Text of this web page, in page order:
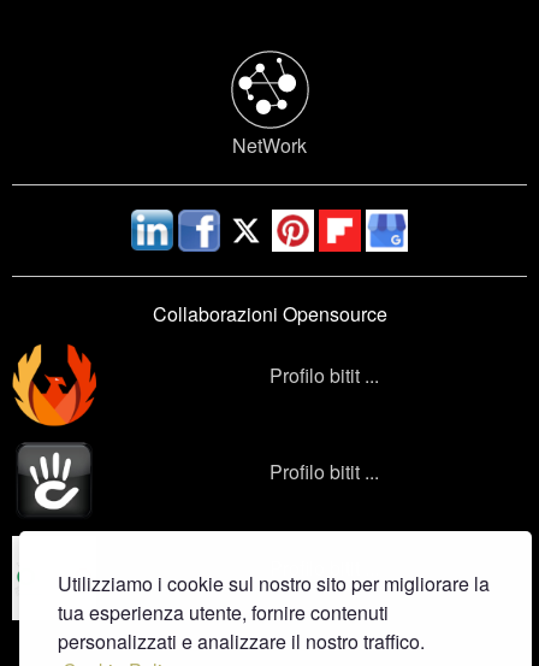
Utilizziamo i cookie sul nostro sito per migliorare la
tua esperienza utente, fornire contenuti
personalizzati e analizzare il nostro traffico.
NetWork
Collaborazioni Opensource
Profilo bitit ...
Profilo bitit ...